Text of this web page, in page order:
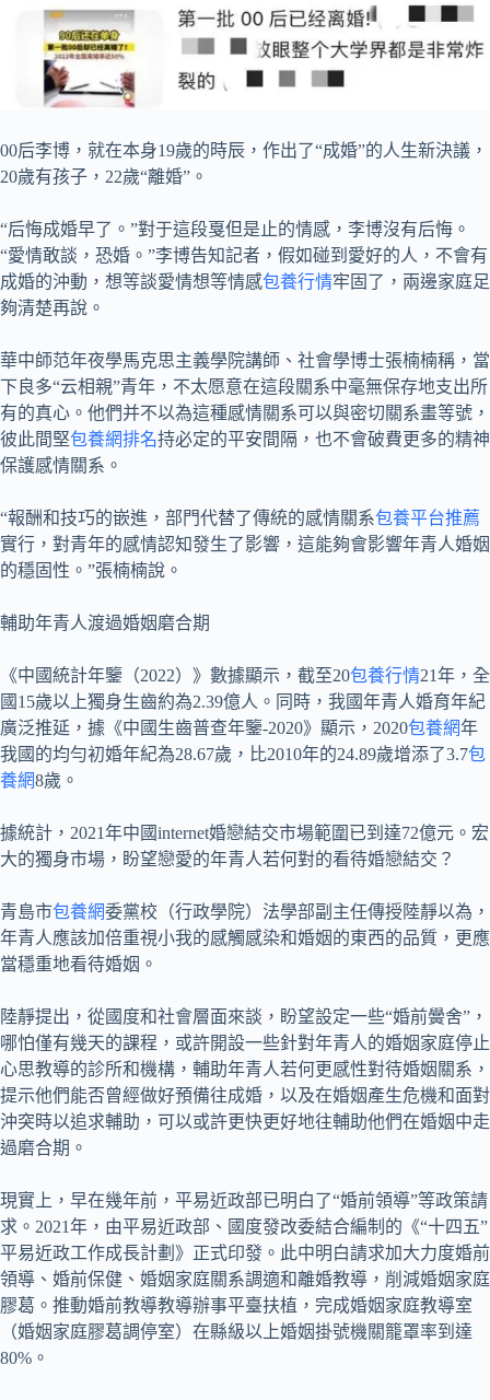
00后李博，就在本身19歲的時辰，作出了“成婚”的人生新決議，
20歲有孩子，22歲“離婚”。
“后悔成婚早了。”對于這段戛但是止的情感，李博沒有后悔。
“愛情敢談，恐婚。”李博告知記者，假如碰到愛好的人，不會有
成婚的沖動，想等談愛情想等情感包養行情牢固了，兩邊家庭足
夠清楚再說。
華中師范年夜學馬克思主義學院講師、社會學博士張楠楠稱，當
下良多“云相親”青年，不太愿意在這段關系中毫無保存地支出所
有的真心。他們并不以為這種感情關系可以與密切關系畫等號，
彼此間堅包養網排名持必定的平安間隔，也不會破費更多的精神
保護感情關系。
“報酬和技巧的嵌進，部門代替了傳統的感情關系包養平台推薦
實行，對青年的感情認知發生了影響，這能夠會影響年青人婚姻
的穩固性。”張楠楠說。
輔助年青人渡過婚姻磨合期
《中國統計年鑒（2022）》數據顯示，截至20包養行情21年，全
國15歲以上獨身生齒約為2.39億人。同時，我國年青人婚育年紀
廣泛推延，據《中國生齒普查年鑒-2020》顯示，2020包養網年
我國的均勻初婚年紀為28.67歲，比2010年的24.89歲增添了3.7包
養網8歲。
據統計，2021年中國internet婚戀結交市場範圍已到達72億元。宏
大的獨身市場，盼望戀愛的年青人若何對的看待婚戀結交？
青島市包養網委黨校（行政學院）法學部副主任傳授陸靜以為，
年青人應該加倍重視小我的感觸感染和婚姻的東西的品質，更應
當穩重地看待婚姻。
陸靜提出，從國度和社會層面來談，盼望設定一些“婚前黌舍”，
哪怕僅有幾天的課程，或許開設一些針對年青人的婚姻家庭停止
心思教導的診所和機構，輔助年青人若何更感性對待婚姻關系，
提示他們能否曾經做好預備往成婚，以及在婚姻產生危機和面對
沖突時以追求輔助，可以或許更快更好地往輔助他們在婚姻中走
過磨合期。
現實上，早在幾年前，平易近政部已明白了“婚前領導”等政策請
求。2021年，由平易近政部、國度發改委結合編制的《“十四五”
平易近政工作成長計劃》正式印發。此中明白請求加大力度婚前
領導、婚前保健、婚姻家庭關系調適和離婚教導，削減婚姻家庭
膠葛。推動婚前教導教導辦事平臺扶植，完成婚姻家庭教導室
（婚姻家庭膠葛調停室）在縣級以上婚姻掛號機關籠罩率到達
80%。